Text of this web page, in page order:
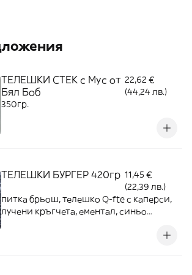
ТЕЛЕШКИ СТЕК с Мус от
Бял Боб
22,62 €
(44,24 лв.)
350гр.
ТЕЛЕШКИ БУРГЕР 420гр 11,45 €
(22,39 лв.)
питка брьош, телешко Q-fte с каперси,
лучени кръгчета, ементал, синьо